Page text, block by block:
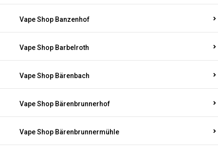
Vape Shop Banzenhof
Vape Shop Barbelroth
Vape Shop Bärenbach
Vape Shop Bärenbrunnerhof
Vape Shop Bärenbrunnermühle